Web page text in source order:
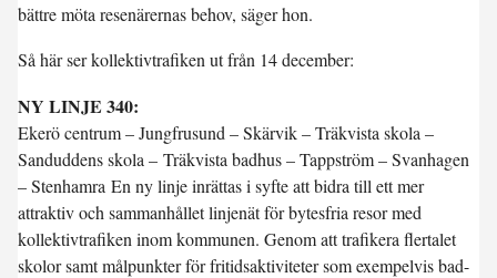
bättre möta resenärernas behov, säger hon.
Så här ser kollektivtrafiken ut från 14 december:
NY LINJE 340:
Ekerö centrum – Jungfrusund – Skärvik – Träkvista skola –
Sanduddens skola – Träkvista badhus – Tappström – Svanhagen
– Stenhamra En ny linje inrättas i syfte att bidra till ett mer
attraktiv och sammanhållet linjenät för bytesfria resor med
kollektivtrafiken inom kommunen. Genom att trafikera flertalet
skolor samt målpunkter för fritidsaktiviteter som exempelvis bad-